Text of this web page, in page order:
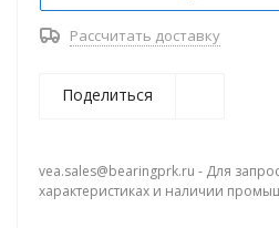
Рассчитать доставку
Поделиться
vea.sales@bearingprk.ru - Для
характеристиках и наличии